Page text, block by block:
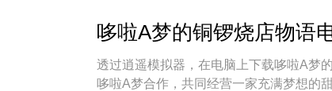
哆啦A梦的铜锣烧店物语
透过逍遥模拟器，在电脑上下载哆啦A梦
哆啦A梦合作，共同经营一家充满梦想的甜